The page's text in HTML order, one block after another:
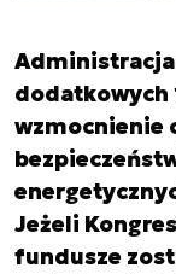
Administracja
dodatkowych
wzmocnienie
Jeżeli
fundusze